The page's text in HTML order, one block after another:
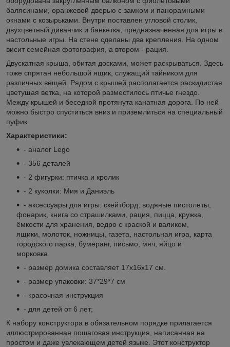
балясинами, оранжевой дверью с замком и панорамными
окнами с козырьками. Внутри поставлен угловой столик,
двухцветный диванчик и банкетка, предназначенная для игры в
настольные игры. На стене сделаны два крепления. На одном
висит семейная фотография, а втором - рация.
Двускатная крыша, обитая досками, может раскрываться. Здесь
тоже спрятан небольшой ящик, служащий тайником для
различных вещей. Рядом с крышей располагается раскидистая
цветущая ветка, на которой разместилось птичье гнездо.
Между крышей и беседкой протянута канатная дорога. По ней
можно быстро спуститься вниз и приземлиться на специальный
пуфик.
Характеристики:
- аналог Lego
- 356 деталей
- 2 фигурки: птичка и кролик
- 2 куколки: Мия и Даниэль
- аксессуары для игры: скейтборд, водяные пистолеты,
фонарик, книга со страшилками, рация, пицца, кружка,
ёмкости для хранения, ведро с краской и валиком,
ящики, молоток, ножницы, газета, настольная игра, карта
городского парка, бумеранг, письмо, мяч, яйцо и
морковка
- размер домика составляет 17х16х17 см.
- размер упаковки: 37*29*7 см
- красочная инструкция
- для детей от 6 лет;
К набору конструктора в обязательном порядке прилагается
иллюстрированная пошаговая инструкция, написанная на
простом и даже увлекающем детей языке. Этот конструктор